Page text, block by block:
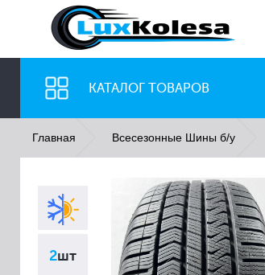
КАТАЛОГ ТОВАРОВ
ШИНЫ ДИСКИ
Ширина
Все
Главная Всесезонные Шины б/у
2шт